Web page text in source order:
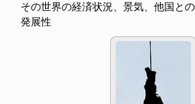
その世界の経済状況、景気、他国と
発展性